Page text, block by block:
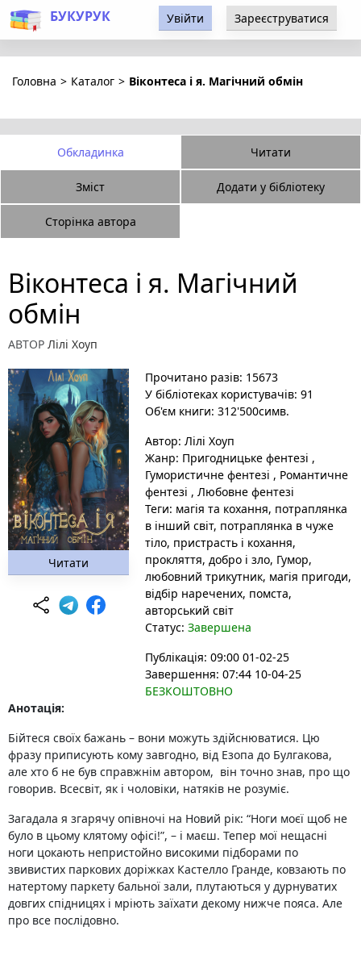
БУКУРУК Увійти Зареєструватися
Головна > Каталог > Віконтеса і я. Магічний обмін
Обкладинка Читати
Зміст Додати у бібліотеку
Сторінка автора
Віконтеса і я. Магічний
обмін
АВТОР Лілі Хоуп
Читати
Прочитано разів: 15673
У бібліотеках користувачів: 91
Об'єм книги: 312'500симв.
Автор: Лілі Хоуп
Жанр: Пригодницьке фентезі ,
Гумористичне фентезі , Романтичне
фентезі , Любовне фентезі
Теги: магія та кохання, потраплянка
в інший світ, потраплянка в чуже
тіло, пристрасть і кохання,
прокляття, добро і зло, Гумор,
любовний трикутник, магія пригоди,
відбір наречених, помста,
авторський світ
Статус: Завершена
Публікація: 09:00 01-02-25
Завершення: 07:44 10-04-25
БЕЗКОШТОВНО
Анотація:
Бійтеся своїх бажань – вони можуть здійснюватися. Цю
фразу приписують кому завгодно, від Езопа до Булгакова,
але хто б не був справжнім автором, він точно знав, про що
говорив. Всесвіт, як і чоловіки, натяків не розуміє.
Загадала я згарячу опівночі на Новий рік: “Ноги моєї щоб не
було в цьому клятому офісі!”, – і маєш. Тепер мої нещасні
ноги цокають непристойно високими підборами по
звивистих паркових доріжках Кастелло Гранде, ковзають по
натертому паркету бальної зали, плутаються у дурнуватих
довгих спідницях і мріють заїхати декому нижче пояса. Але
про все послідовно.